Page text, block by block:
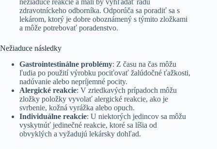
zdravotníckeho odborníka. Odporúča sa poradiť sa s
lekárom, ktorý je dobre oboznámený s týmito zložkami
a môže potrebovať poradenstvo.
Nežiaduce následky
Gastrointestinálne problémy: Z času na čas môžu
ľudia po použití výrobku pociťovať žalúdočné ťažkosti,
nadúvanie alebo nepríjemné pocity.
Alergické reakcie: V zriedkavých prípadoch môžu
zložky položky vyvolať alergické reakcie, ako je
svrbenie, kožná vyrážka alebo opuch.
Individuálne reakcie: U niektorých jedincov sa môžu
vyskytnúť jedinečné reakcie, ktoré sa líšia od
obvyklých a vyžadujú lekársky dohľad.